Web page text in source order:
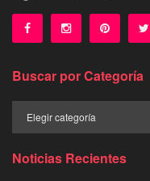
Buscar por Categoría
por
Noticias Recientes